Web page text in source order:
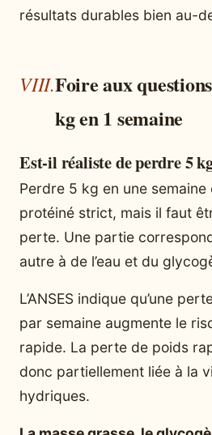
résultats durables bien au-
Foire aux
kg en 1 semaine
Est-il réaliste de perdre 5
Perdre 5 kg en une
protéiné strict, mais il faut
perte. Une partie
autre à de l’eau et du
L’ANSES indique qu’une
par semaine augmente le
rapide. La perte de poids
donc partiellement liée à la
hydriques.